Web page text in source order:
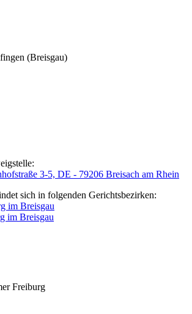
(Breisgau)
3-5, DE - 79206 Breisach am Rhein
sich in folgenden Gerichtsbezirken:
im Breisgau
im Breisgau
Freiburg